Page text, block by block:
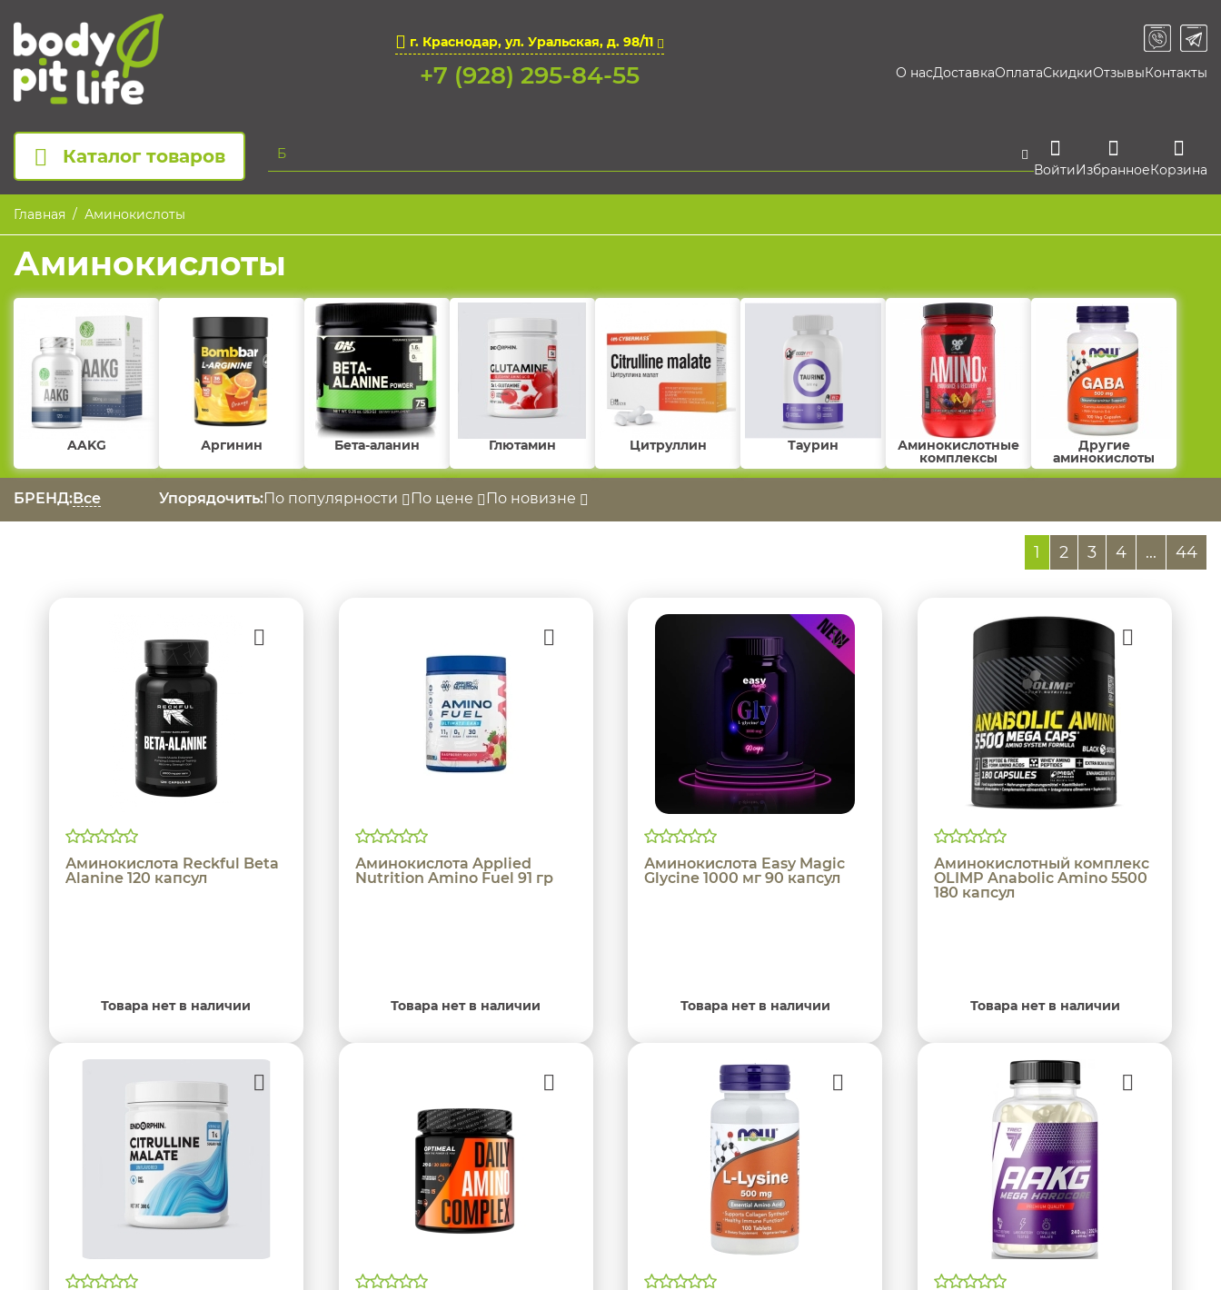
г. Краснодар, ул. Уральская, д. 98/11
+7 (928) 295-84-55 О насДоставкаОплатаСкидкиОтзывыКонтакты
Каталог товаров
ВойтиИзбранноеКорзина
Главная Аминокислоты
Аминокислоты
AAKG Аргинин Бета-аланин Глютамин Цитруллин Таурин Аминокислотные
комплексы
Другие
аминокислоты
БРЕНД:Все Упорядочить:По популярности По цене По новизне
1 2 3 4 ... 44
Аминокислота Reckful Beta
Alanine 120 капсул
Товара нет в наличии
Аминокислота Applied
Nutrition Amino Fuel 91 гр
Товара нет в наличии
Аминокислота Easy Magic
Glycine 1000 мг 90 капсул
Товара нет в наличии
Аминокислотный комплекс
OLIMP Anabolic Amino 5500
180 капсул
Товара нет в наличии